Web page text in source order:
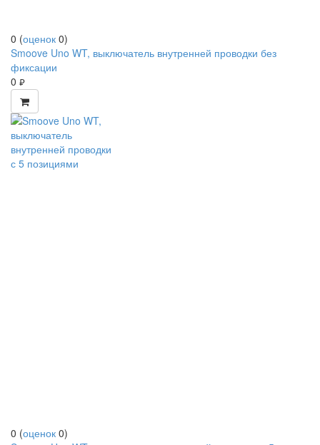
0 (оценок 0)
Smoove Uno WT, выключатель внутренней проводки без
фиксации
0 руб.
0 (оценок 0)